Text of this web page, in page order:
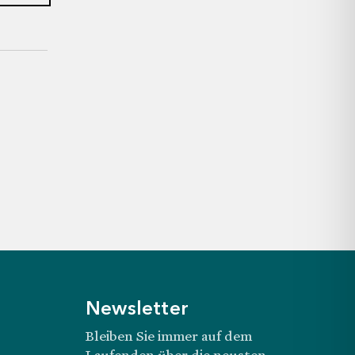
Newsletter
Bleiben Sie immer auf dem